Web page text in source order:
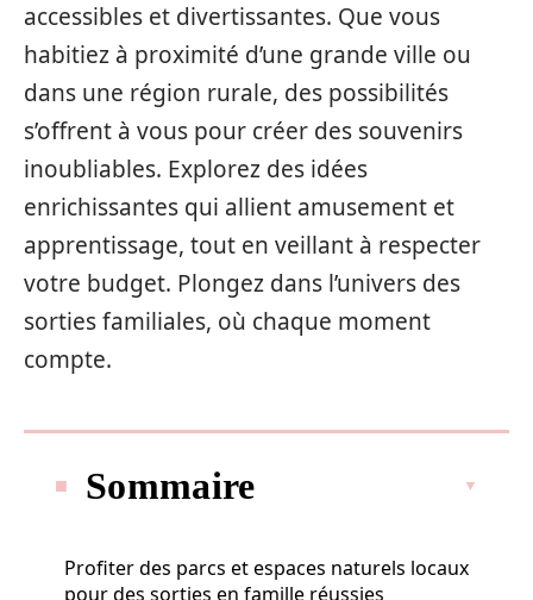
accessibles et divertissantes. Que vous
habitiez à proximité d’une grande ville ou
dans une région rurale, des possibilités
s’offrent à vous pour créer des souvenirs
inoubliables. Explorez des idées
enrichissantes qui allient amusement et
apprentissage, tout en veillant à respecter
votre budget. Plongez dans l’univers des
sorties familiales, où chaque moment
compte.
Sommaire
Profiter des parcs et espaces naturels locaux
pour des sorties en famille réussies